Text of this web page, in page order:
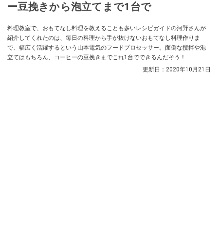
ー豆挽きから泡立てまで1台で
料理教室で、おもてなし料理を教えることも多いレシピガイドの河野さんが
紹介してくれたのは、毎日の料理から手が抜けないおもてなし料理作りま
で、幅広く活躍するという山本電気のフードプロセッサー。面倒な攪拌や泡
立てはもちろん、コーヒーの豆挽きまでこれ1台でできるんだそう！
更新日： 2020年10月21日